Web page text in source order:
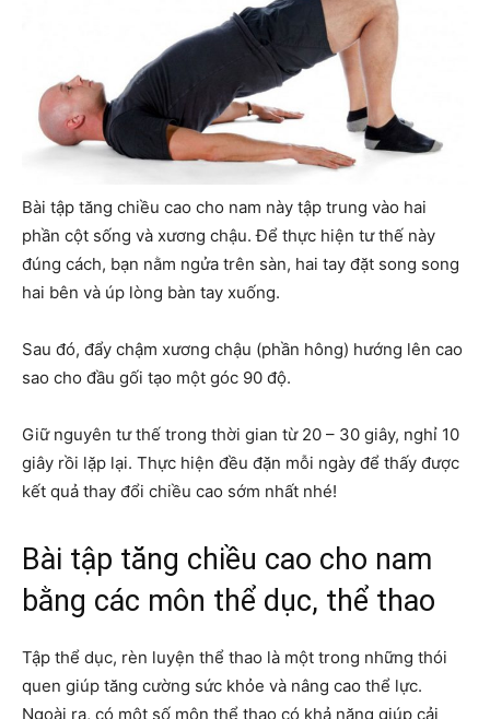
Bài tập tăng chiều cao cho nam này tập trung vào hai
phần cột sống và xương chậu. Để thực hiện tư thế này
đúng cách, bạn nằm ngửa trên sàn, hai tay đặt song song
hai bên và úp lòng bàn tay xuống.
Sau đó, đẩy chậm xương chậu (phần hông) hướng lên cao
sao cho đầu gối tạo một góc 90 độ.
Giữ nguyên tư thế trong thời gian từ 20 – 30 giây, nghỉ 10
giây rồi lặp lại. Thực hiện đều đặn mỗi ngày để thấy được
kết quả thay đổi chiều cao sớm nhất nhé!
Bài tập tăng chiều cao cho nam
bằng các môn thể dục, thể thao
Tập thể dục, rèn luyện thể thao là một trong những thói
quen giúp tăng cường sức khỏe và nâng cao thể lực.
Ngoài ra, có một số môn thể thao có khả năng giúp cải